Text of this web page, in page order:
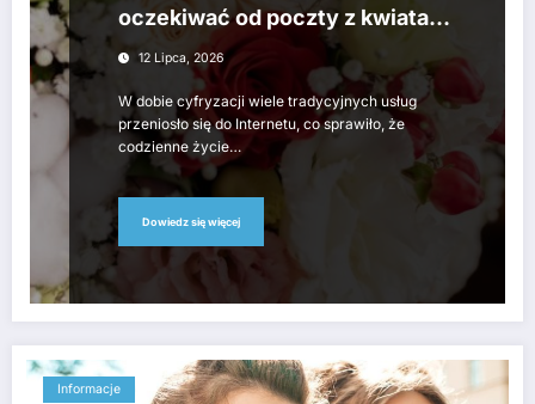
oczekiwać od poczty z kwiatami
w Lublinie?
12 Lipca, 2026
W dobie cyfryzacji wiele tradycyjnych usług
przeniosło się do Internetu, co sprawiło, że
codzienne życie…
Dowiedz się więcej
Informacje